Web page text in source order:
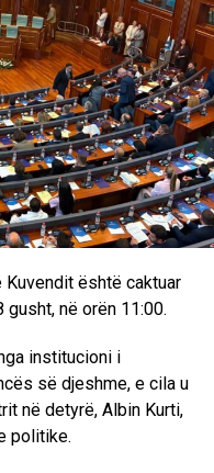
është caktuar
në orën 11:00.
institucioni i
së djeshme, e cila u
në detyrë, Albin Kurti,
politike.